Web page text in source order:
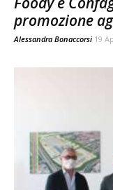
promozione
Alessandra Bonaccorsi 19